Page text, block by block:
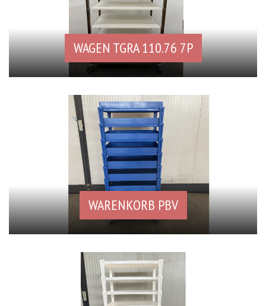
WAGEN TGRA 110.76 7P
WARENKORB PBV